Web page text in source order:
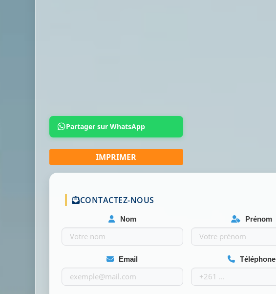
Partager sur WhatsApp
CONTACTEZ-NOUS
Nom Prénom
Email Téléphone